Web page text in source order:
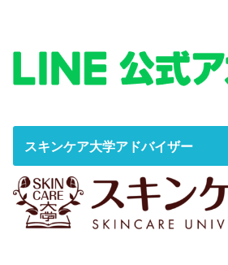
スキンケア大学アドバイザー